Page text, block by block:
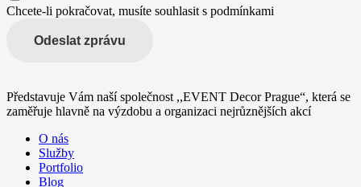
Chcete-li pokračovat, musíte souhlasit s podmínkami
Odeslat zprávu
Představuje Vám naší společnost ,,EVENT Decor Prague“, která se
zaměřuje hlavně na výzdobu a organizaci nejrůznějších akcí
O nás
Služby
Portfolio
Blog